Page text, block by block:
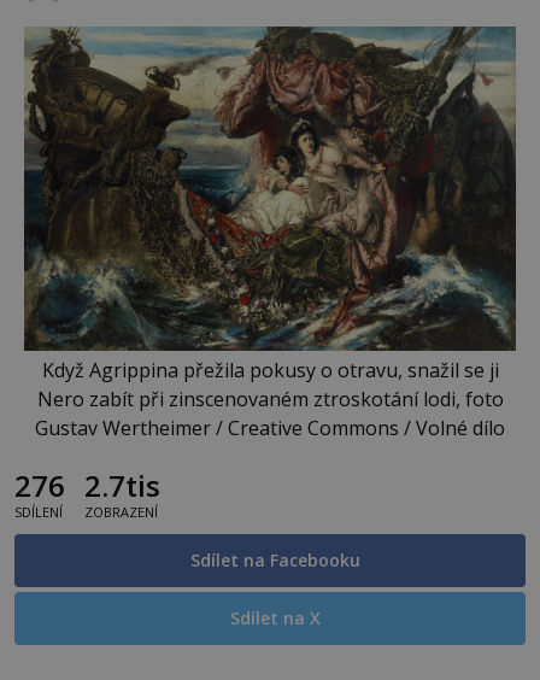
Když Agrippina přežila pokusy o otravu, snažil se ji
Nero zabít při zinscenovaném ztroskotání lodi, foto
Gustav Wertheimer / Creative Commons / Volné dílo
276
SDÍLENÍ
2.7tis
ZOBRAZENÍ
Sdílet na Facebooku
Sdílet na X